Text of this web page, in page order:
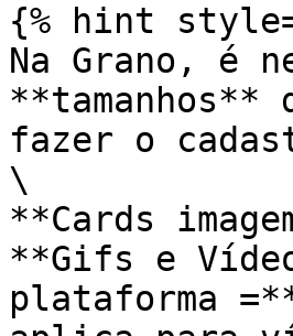
{% hint
Na Grano, é
**tamanhos**
fazer o
\
**Cards
**Gifs e
plataforma